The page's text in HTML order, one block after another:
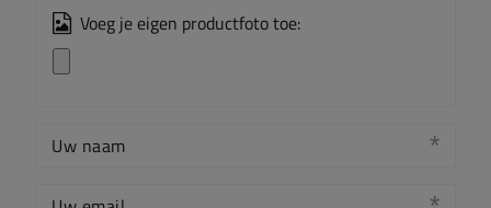
Voeg je eigen productfoto toe:
Uw naam